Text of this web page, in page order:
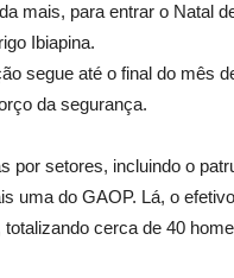
mais, para entrar o Natal
Ibiapina.
segue até o final do mês
da segurança.
por setores, incluindo o
uma do GAOP. Lá, o
cerca de 40